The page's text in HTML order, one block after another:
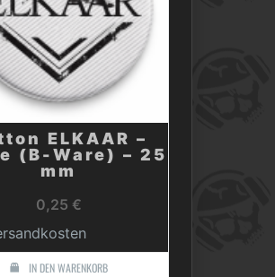
ELKAAR –
(B-Ware) – 25
mm
0,25 €
IN DEN WARENKORB